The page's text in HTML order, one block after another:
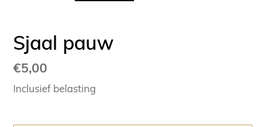
Sjaal pauw
Normale
prijs
€5,00
Inclusief belasting